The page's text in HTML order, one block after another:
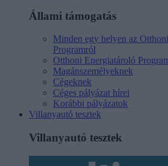
Állami támogatás
Minden egy helyen az
Programról
Otthoni Energiatároló
Magánszemélyeknek
Cégeknek
Céges pályázat hírei
Korábbi pályázatok
Villanyautó tesztek
Villanyautó tesztek